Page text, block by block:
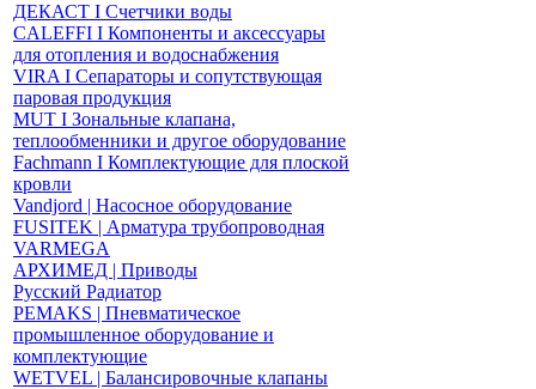
ДЕКАСТ І Счетчики воды
CALEFFI І Компоненты и аксессуары
для отопления и водоснабжения
VIRA І Сепараторы и сопутствующая
паровая продукция
MUT І Зональные клапана,
теплообменники и другое оборудование
Fachmann І Комплектующие для плоской
кровли
Vandjord | Насосное оборудование
FUSITEK | Арматура трубопроводная
VARMEGA
АРХИМЕД | Приводы
Русский Радиатор
PEMAKS | Пневматическое
промышленное оборудование и
комплектующие
WETVEL | Балансировочные клапаны